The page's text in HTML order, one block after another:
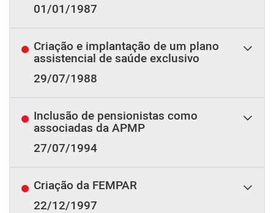
01/01/1987
Criação e implantação de um plano
assistencial de saúde exclusivo
29/07/1988
Inclusão de pensionistas como
associadas da APMP
27/07/1994
Criação da FEMPAR
22/12/1997